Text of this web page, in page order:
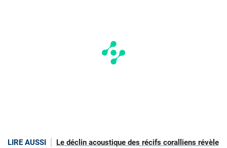
LIRE AUSSI
Le déclin acoustique des récifs coralliens révèle